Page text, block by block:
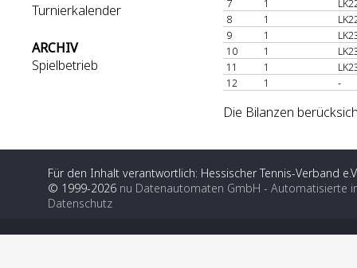
Turnierkalender
ARCHIV
Spielbetrieb
7
1
8
1
9
1
10
1
11
1
12
1 -
Die Bilanzen
Für den Inhalt verantwortlich: Hessischer Tennis-Verband
© 1999-2026 nu Datenautomaten GmbH - Automatisierte
Datenschutz